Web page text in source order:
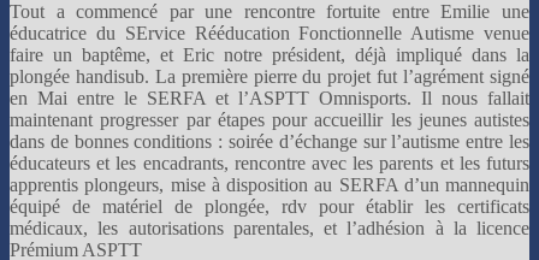
Tout a commencé par une rencontre fortuite entre Emilie une
éducatrice du SErvice Rééducation Fonctionnelle Autisme venue
faire un baptême, et Eric notre président, déjà impliqué dans la
plongée handisub. La première pierre du projet fut l’agrément signé
en Mai entre le SERFA et l’ASPTT Omnisports. Il nous fallait
maintenant progresser par étapes pour accueillir les jeunes autistes
dans de bonnes conditions : soirée d’échange sur l’autisme entre les
éducateurs et les encadrants, rencontre avec les parents et les futurs
apprentis plongeurs, mise à disposition au SERFA d’un mannequin
équipé de matériel de plongée, rdv pour établir les certificats
médicaux, les autorisations parentales, et l’adhésion à la licence
Prémium ASPTT